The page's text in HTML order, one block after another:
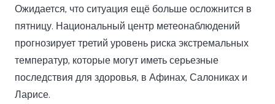
Ожидается, что ситуация ещё больше осложнится в
пятницу. Национальный центр метеонаблюдений
прогнозирует третий уровень риска экстремальных
температур, которые могут иметь серьезные
последствия для здоровья, в Афинах, Салониках и
Ларисе.